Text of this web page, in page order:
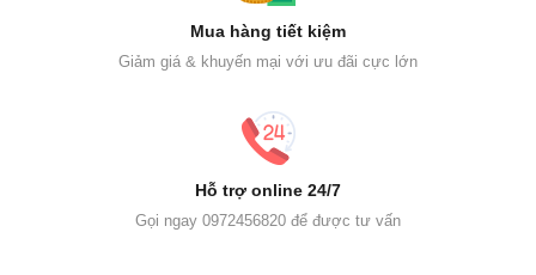
Mua hàng tiết kiệm
Giảm giá & khuyến mại với ưu đãi cực lớn
Hỗ trợ online 24/7
Gọi ngay 0972456820 để được tư vấn